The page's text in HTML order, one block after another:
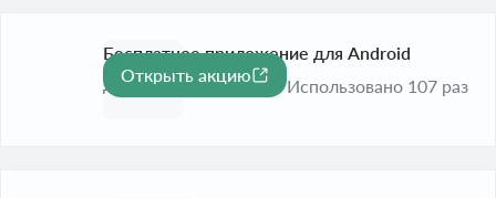
Бесплатное приложение для Android
До 31 авг. 2026
Открыть акцию
Использовано 107 раз